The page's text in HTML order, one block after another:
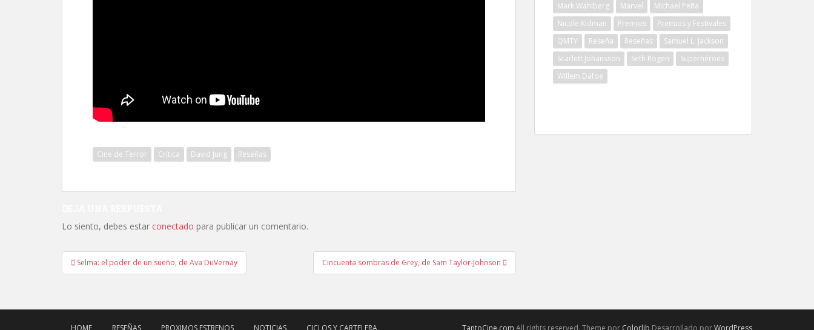
Cine de Terror Crítica David Jung Reseñas
Lo siento, debes estar conectado para publicar un comentario.
Navegación
de
Selma: el poder de un sueño, de Ava DuVernay Cincuenta sombras de Grey, de Sam Taylor-Johnson
Mark Wahlberg
Marvel
Michael Peña
Nicole Kidman
Premios
Premios y Festivales
QMTY
Reseña Reseñas
Samuel L. Jackson
Scarlett Johansson
Seth Rogen
Superhéroes
Willem Dafoe
HOME RESEÑAS PROXIMOS ESTRENOS NOTICIAS CICLOS Y CARTELERA TantoCine.com All rights reserved. Theme por Colorlib Desarrollado porWordPress